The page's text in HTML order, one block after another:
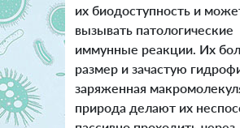
их биодоступность и
вызывать патологические
иммунные реакции. Их
размер и зачастую
заряженная
природа делают их